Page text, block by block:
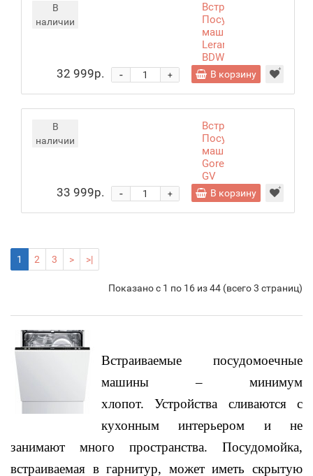
В
наличии
Встраиваемая
Посудомоечная
машина
Leran
BDW60-
149
32 999р. +
- В корзину
В
наличии
Встраиваемая
Посудомоечная
машина
Gorenje
GV
520E10S
33 999р. +
- В корзину
1 2 3 > >|
Показано с 1 по 16 из 44 (всего 3 страниц)
Встраиваемые посудомоечные
машины – минимум
хлопот.Устройства сливаются с
кухонным интерьером и не
занимают много пространства. Посудомойка,
встраиваемая в гарнитур, может иметь скрытую